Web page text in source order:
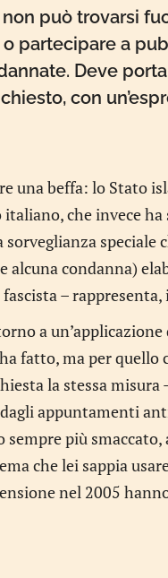
può trovarsi
partecipare a
Deve
con
una beffa: lo Stato
italiano, che invece
sorveglianza speciale
alcuna condanna)
–
a
fatto, ma per
la stessa
appuntamenti
più
che lei sappia
nel 2005